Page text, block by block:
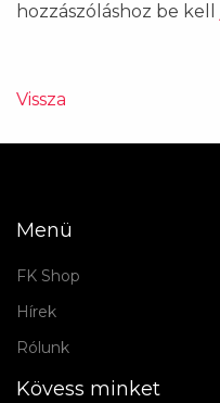
hozzászóláshoz be kell
Vissza
Menü
FK Shop
Hírek
Rólunk
Kövess minket